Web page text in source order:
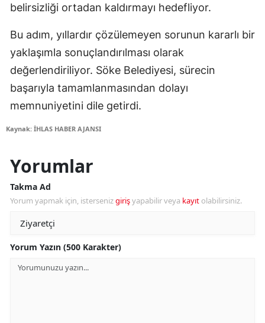
belirsizliği ortadan kaldırmayı hedefliyor.
Bu adım, yıllardır çözülemeyen sorunun kararlı bir
yaklaşımla sonuçlandırılması olarak
değerlendiriliyor. Söke Belediyesi, sürecin
başarıyla tamamlanmasından dolayı
memnuniyetini dile getirdi.
Kaynak: İHLAS HABER AJANSI
Yorumlar
Takma Ad
Yorum yapmak için, istersenizgirişyapabilir veya kayıt olabilirsiniz.
Yorum Yazın (500 Karakter)